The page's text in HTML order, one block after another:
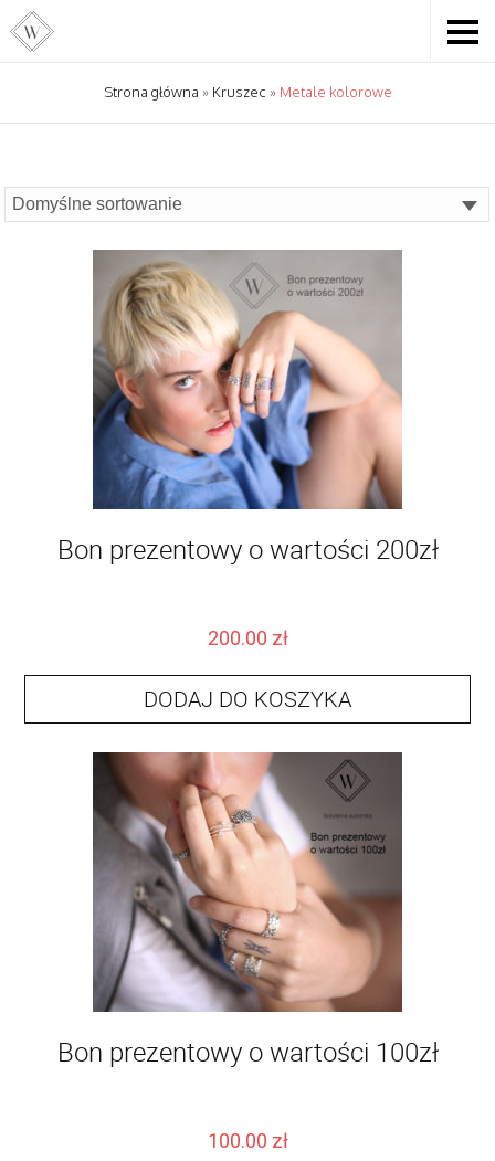
Strona główna » Kruszec » Metale kolorowe
Bon prezentowy o wartości 200zł
200.00 zł
DODAJ DO KOSZYKA
Bon prezentowy o wartości 100zł
100.00 zł